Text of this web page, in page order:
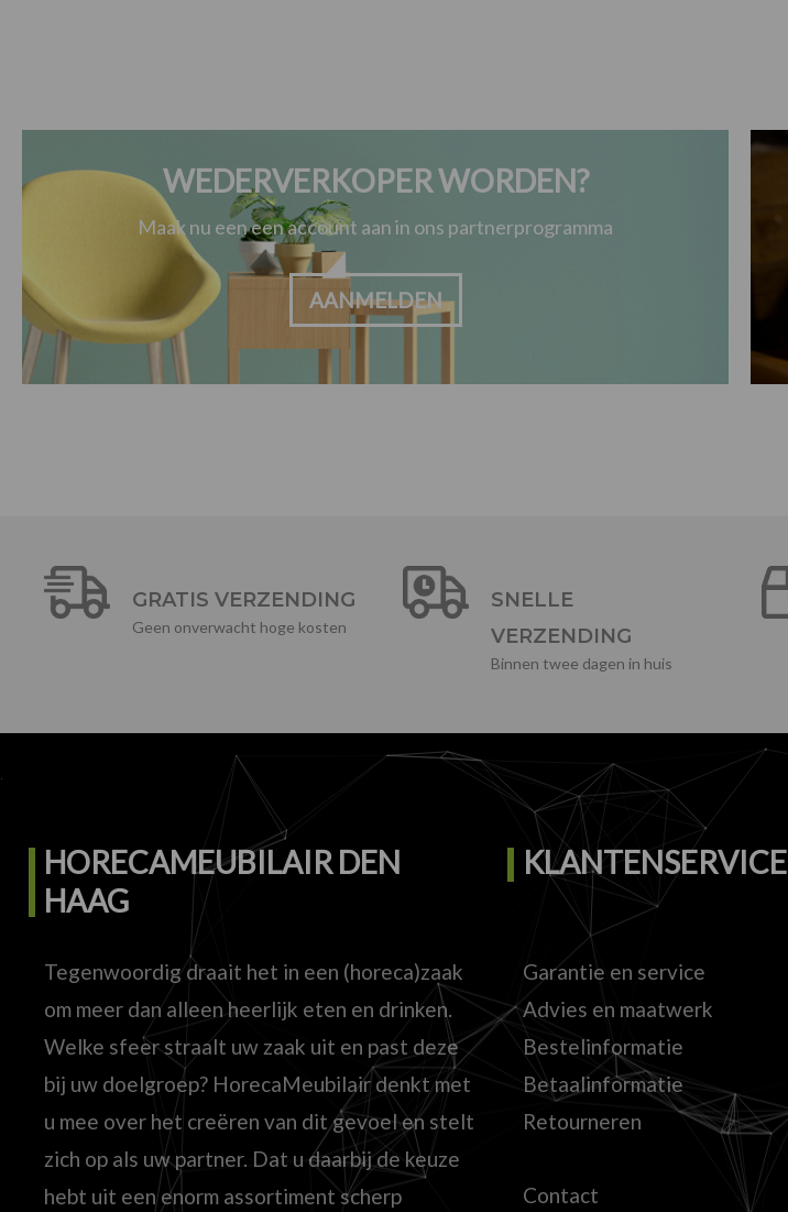
WEDERVERKOPER WORDEN?
Maak nu een een account aan in ons partnerprogramma
AANMELDEN
GRATIS VERZENDING
Geen onverwacht hoge kosten
SNELLE
VERZENDING
Binnen twee dagen in huis
HORECAMEUBILAIR DEN
HAAG
Tegenwoordig draait het in een (horeca)zaak
om meer dan alleen heerlijk eten en drinken.
Welke sfeer straalt uw zaak uit en past deze
bij uw doelgroep? HorecaMeubilair denkt met
u mee over het creëren van dit gevoel en stelt
zich op als uw partner. Dat u daarbij de keuze
hebt uit een enorm assortiment scherp
KLANTENSERVICE
Garantie en service
Advies en maatwerk
Bestelinformatie
Betaalinformatie
Retourneren
Contact